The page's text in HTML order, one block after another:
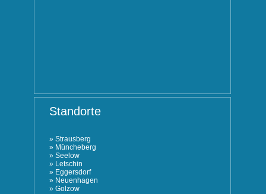
Standorte
» Strausberg
» Müncheberg
» Seelow
» Letschin
» Eggersdorf
» Neuenhagen
» Golzow